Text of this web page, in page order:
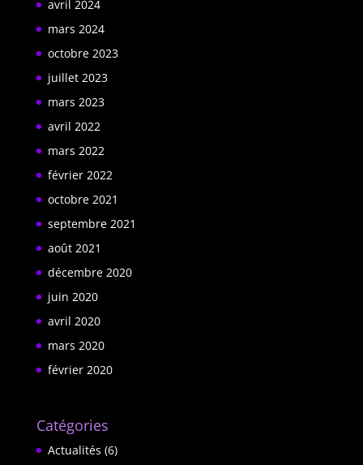
avril 2024
mars 2024
octobre 2023
juillet 2023
mars 2023
avril 2022
mars 2022
février 2022
octobre 2021
septembre 2021
août 2021
décembre 2020
juin 2020
avril 2020
mars 2020
février 2020
Catégories
Actualités (6)